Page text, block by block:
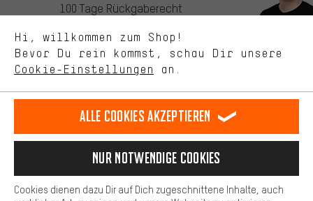
Herbert,General Operations & Services
100 Tage Rückgaberecht
100 Tagen nach dem Kauf zurück. Nach
maximal 10 Tagen bekommst Du den
Kaufpreis erstattet.
zum Formular
Mehr Informationen
Hi, willkommen zum Shop!
Bevor Du rein kommst, schau Dir unsere
Cookie-Einstellungen an.
Uns interessiert, was Du in unserem Shop suchst und brauchst.
selbst Einfluss auf die Verbesserung unserer Webseite und
unseres Shop-Angebots.
Dein Shopping-Erlebnis wird komfortabler. Mit Komfort-Cookies
stellen wir Verknüpfungen zu Social Media Plattformen her. So
können wir dir weitere nützliche Inhalte und Informationen zur
Verfügung stellen. Zudem hast du die Möglichkeit zusätzliche
Services zu nutzen, die es dir erleichtern die richtigen Produkte zu
finden. Beispielsweise bieten wir eine Chat-Funktion an, damit
Fragen schnell und unkompliziert beantwortet werden können.
Alle Cookies akzeptieren
Nur Notwendige Cookies
Cookies dienen dazu Dir auf Dich zugeschnittene Inhalte, auch